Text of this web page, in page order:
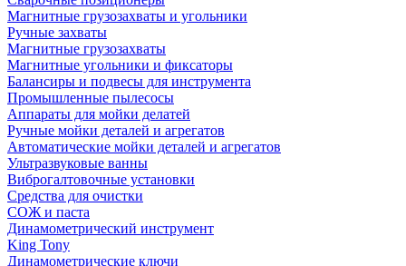
Магнитные грузозахваты и угольники
Ручные захваты
Магнитные грузозахваты
Магнитные угольники и фиксаторы
Балансиры и подвесы для инструмента
Промышленные пылесосы
Аппараты для мойки делатей
Ручные мойки деталей и агрегатов
Автоматические мойки деталей и агрегатов
Ультразвуковые ванны
Виброгалтовочные установки
Средства для очистки
СОЖ и паста
Динамометрический инструмент
King Tony
Динамометрические ключи